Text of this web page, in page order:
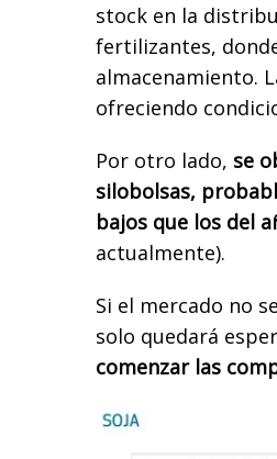
stock en la
fertilizantes,
almacenamiento.
ofreciendo
Por otro lado, se
silobolsas,
bajos que los del
actualmente).
Si el mercado no
solo quedará
comenzar las